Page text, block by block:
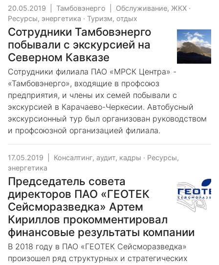
20.05.2019 Тамбовэнерго Обслуживание, ЖКХ ·
Ресурсы, энергетика · Туризм, отдых
Сотрудники Тамбовэнерго
побывали с экскурсией на
Северном Кавказе
Сотрудники филиала ПАО «МРСК Центра» -
«Тамбовэнерго», входящие в профсоюз
предприятия, и члены их семей побывали с
экскурсией в Карачаево-Черкесии. Автобусный
экскурсионный тур был организован руководством
и профсоюзной организацией филиала.
17.05.2019 Консалтинг, аудит, кадры · Ресурсы,
энергетика
Председатель совета
директоров ПАО «ГЕОТЕК
Сейсморазведка» Артем
Кириллов прокомментировал
финансовые результаты компании
В 2018 году в ПАО «ГЕОТЕК Сейсморазведка»
произошел ряд структурных и стратегических